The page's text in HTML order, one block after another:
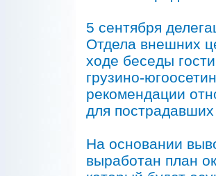
5 сентября
Отдела внешних
ходе беседы
грузино-
рекомендации
для
На основании
выработан план